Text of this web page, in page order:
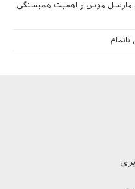
ـ مارسل موس و اهمیت همبستگی